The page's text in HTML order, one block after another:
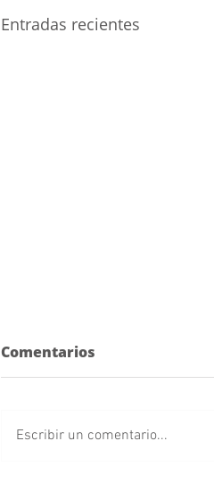
Entradas recientes
Comentarios
Escribir un comentario...